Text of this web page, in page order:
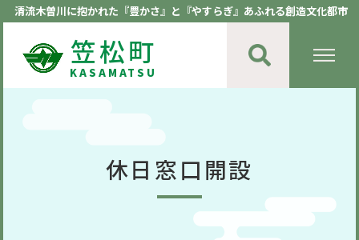
清流木曽川に抱かれた『豊かさ』と『やすらぎ』あふれる創造文化都市
笠松町
KASAMATSU
休日窓口開設